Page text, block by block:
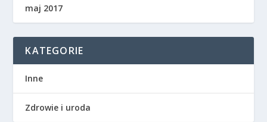
maj 2017
KATEGORIE
Inne
Zdrowie i uroda